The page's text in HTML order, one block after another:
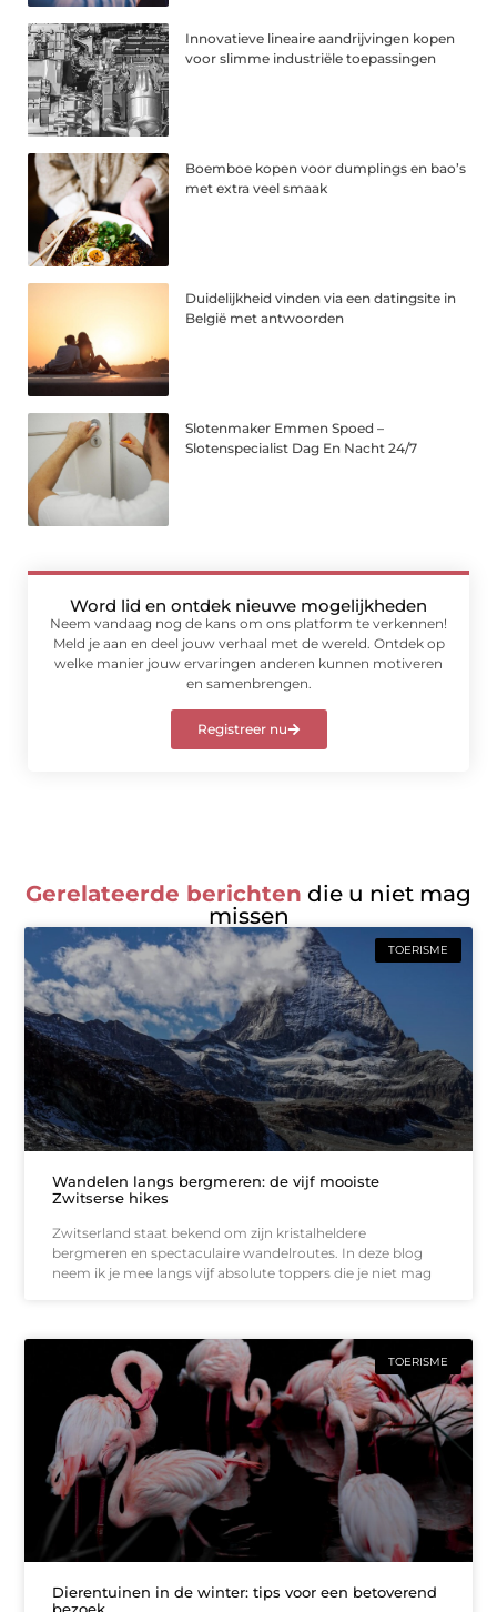
Innovatieve lineaire aandrijvingen kopen
voor slimme industriële toepassingen
Boemboe kopen voor dumplings en bao’s
met extra veel smaak
Duidelijkheid vinden via een datingsite in
België met antwoorden
Slotenmaker Emmen Spoed –
Slotenspecialist Dag En Nacht 24/7
Word lid en ontdek nieuwe mogelijkheden
Neem vandaag nog de kans om ons platform te verkennen!
Meld je aan en deel jouw verhaal met de wereld. Ontdek op
welke manier jouw ervaringen anderen kunnen motiveren
en samenbrengen.
Registreer nu
Gerelateerde berichten die u niet mag
missen
TOERISME
Wandelen langs bergmeren: de vijf mooiste
Zwitserse hikes
Zwitserland staat bekend om zijn kristalheldere
bergmeren en spectaculaire wandelroutes. In deze blog
neem ik je mee langs vijf absolute toppers die je niet mag
TOERISME
Dierentuinen in de winter: tips voor een betoverend